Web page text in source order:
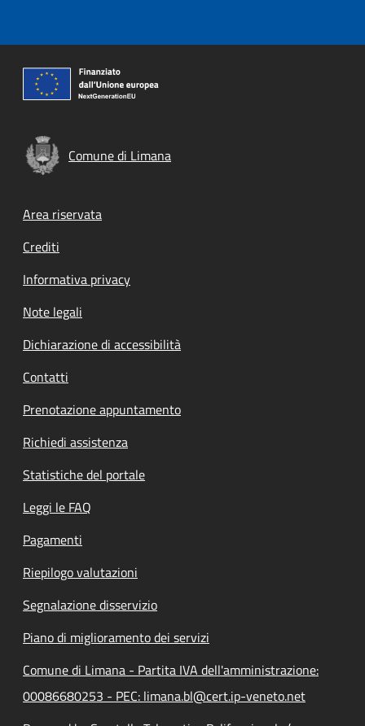
Comune di Limana
Footer menu
Area riservata
Crediti
Informativa privacy
Note legali
Dichiarazione di accessibilità
Contatti
Prenotazione appuntamento
Richiedi assistenza
Statistiche del portale
Leggi le FAQ
Pagamenti
Riepilogo valutazioni
Segnalazione disservizio
Piano di miglioramento dei servizi
Comune di Limana - Partita IVA dell'amministrazione:
00086680253 - PEC: limana.bl@cert.ip-veneto.net